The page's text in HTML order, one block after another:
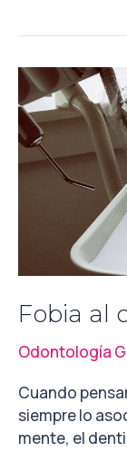
Fobia al
Odontología
Cuando
siempre lo
mente, el
Fobia
al
odontólogo